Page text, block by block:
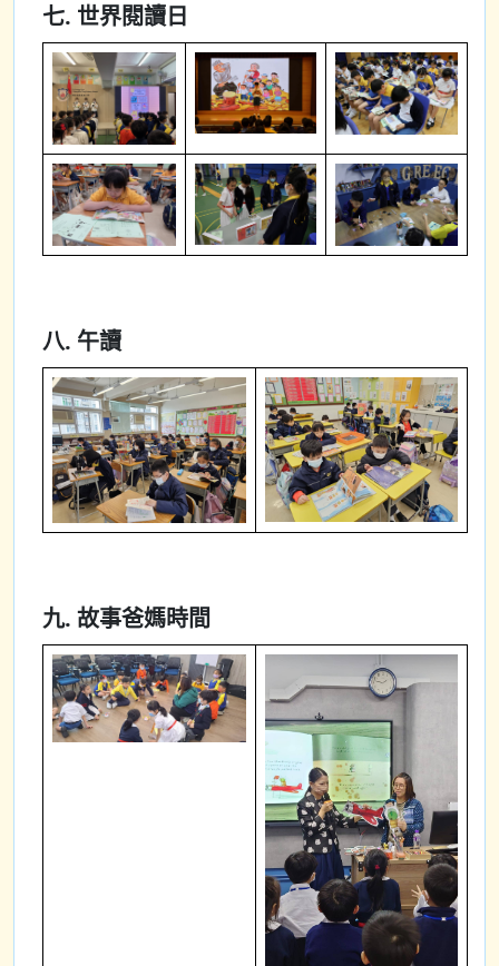
七. 世界閱讀日
八. 午讀
九. 故事爸媽時間